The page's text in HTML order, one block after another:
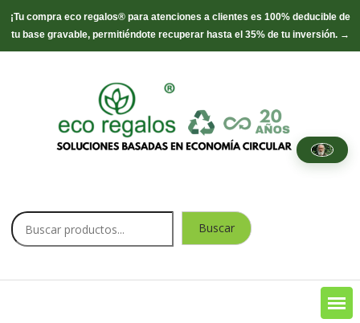
¡Tu compra eco regalos® para atenciones a clientes es 100% deducible de
tu base gravable, permitiéndote recuperar hasta el 35% de tu inversión. →
Buscar